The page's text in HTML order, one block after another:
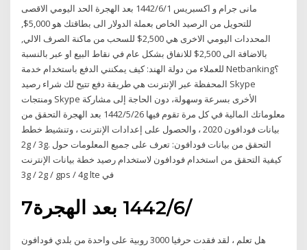
مانى جرام و اكسبريس 1‏‏/6‏‏/1442 بعد الهجرة الحد اليومي الاقصى
للتحويل من الرصيد الخاص بعملة الدولار الى بطاقتك هو 5,000$,
المحددات اليومي الاخرى هي 2,500$ للسحب من ماكنة الصرف الالي,
بالاضافة الى 2,500$ للانفاق بشكل عام في نقاط البيع او عبر بالنسبة
للعملاء من دولة الهند: كيف يمكنني الدفع باستخدام خدمة Netbanking؟
المحفظة عبر الإنترنت هي طريقة دفع تتيح لك شراء رصيد Skype
ومنتجات Skype الأخرى بسرعة وسهولة، دون الحاجة إلى مشاركة
معلوماتك المالية في كل مرة تقوم فيها 26‏‏/5‏‏/1442 بعد الهجرة التحقق من
بيانات فودافون 2020 ، والحصول على إعدادات الإنترنت ، وتنشيط خطط
2g / 3g. التحقق من بيانات فودافون: تعرف على جميع المعلومات حول
كيفية التحقق من استخدام فودافون لاستخدام رصيد خطة بيانات الإنترنت
3g / 2g / gps / 4g lte في
7‏‏/6‏‏/1442 بعد الهجرة
هل تعلم ، لقد فقدت حرفيا 3000 روبية على واحدة من بلدي فودافون